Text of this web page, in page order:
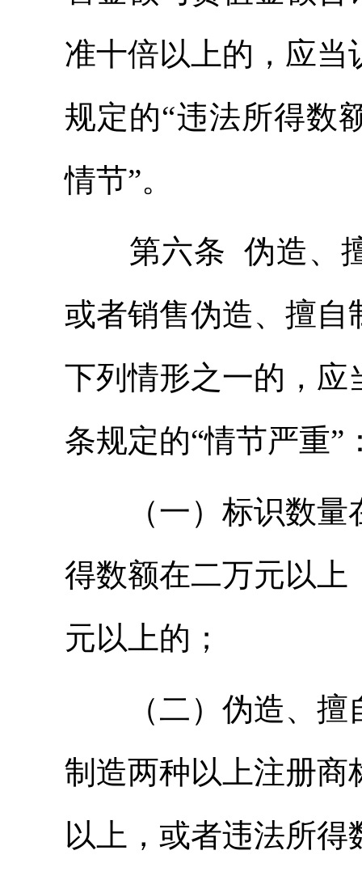
准十倍以上的，应
规定的“违法所得数
情节”。
第六条 伪造、擅
或者销售伪造、擅自
下列情形之一的，应
条规定的“情节严重”
（一）标识数量
得数额在二万元以上
元以上的；
（二）伪造、擅
制造两种以上注册商
以上，或者违法所